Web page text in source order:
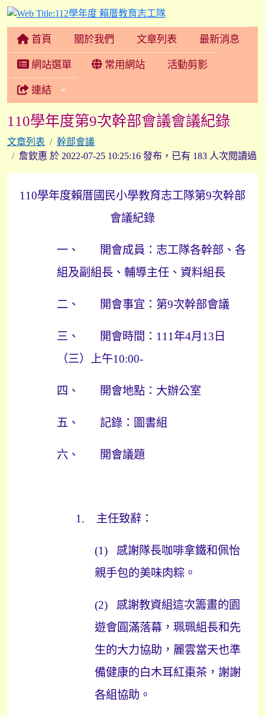
112學年度 賴厝教育志
首頁 關於我們 文章列表 最新消息
網站選單 常用網站 活動剪影
連結
110學年度第9次幹部會議會議紀錄
文章列表
幹部會議
詹欽惠 於 2022-07-25 10:25:16 發布，已有 183 人次閱讀過
110學年度賴厝國民小學教育志工隊第9次幹部
會議紀錄
一、
開會成員：志工隊各幹部、各
組及副組長、輔導主任、資料組長
二、 開會事宜：第9次幹部會議
三、 開會時間： 111年4月 13 日
（三）上午10:00-
四、 開會地點：大辦公室
五、 記錄：圖書組
六、 開會議題
1. 主任致辭：
(1) 感謝隊長咖啡拿鐵和佩怡
親手包的美味肉粽。
(2) 感謝教資組這次籌畫的園
遊會圓滿落幕，珮珮組長和先
生的大力協助，麗雲當天也準
備健康的白木耳紅棗茶，謝謝
各組協助。